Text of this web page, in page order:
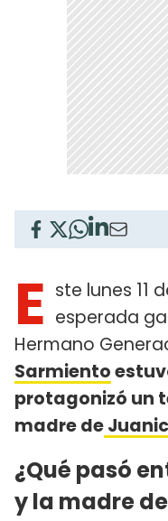
E ste lunes 11
esperada
Hermano
Sarmiento
protagonizó un
madre de
¿Qué pasó
y la madre